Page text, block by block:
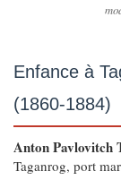
Enfance à
(1860-1884)
Anton Pavlovitch
Taganrog, port